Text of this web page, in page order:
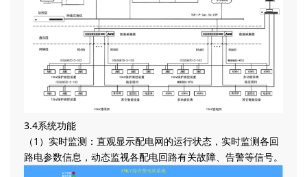
3.4系统功能
（1）实时监测：直观显示配电网的运行状态，实时监测各回
路电参数信息，动态监视各配电回路有关故障、告警等信号。